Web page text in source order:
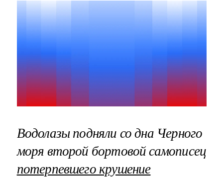
Водолазы подняли со дна Черного
моря второй бортовой самописец
потерпевшего крушение